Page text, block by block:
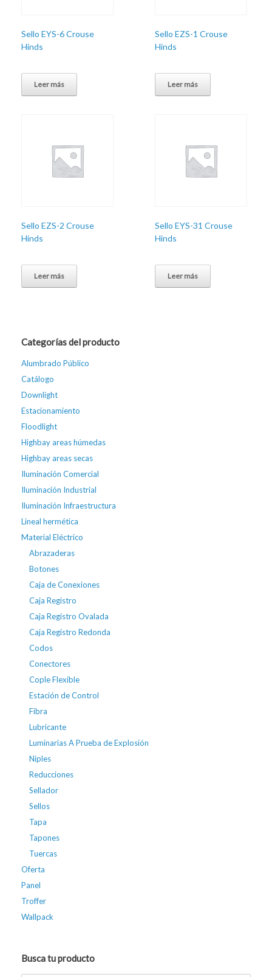
Sello EYS-6 Crouse
Hinds
Leer más
Sello EZS-1 Crouse
Hinds
Leer más
Sello EZS-2 Crouse
Hinds
Leer más
Sello EYS-31 Crouse
Hinds
Leer más
Categorías del producto
Alumbrado Público
Catálogo
Downlight
Estacionamiento
Floodlight
Highbay areas húmedas
Highbay areas secas
Iluminación Comercial
Iluminación Industrial
Iluminación Infraestructura
Lineal hermética
Material Eléctrico
Abrazaderas
Botones
Caja de Conexiones
Caja Registro
Caja Registro Ovalada
Caja Registro Redonda
Codos
Conectores
Cople Flexible
Estación de Control
Fibra
Lubricante
Luminarias A Prueba de Explosión
Niples
Reducciones
Sellador
Sellos
Tapa
Tapones
Tuercas
Oferta
Panel
Troffer
Wallpack
Busca tu producto